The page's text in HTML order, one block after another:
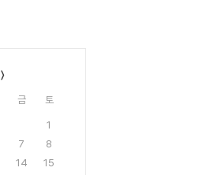
금 토
1
7
8
14
15